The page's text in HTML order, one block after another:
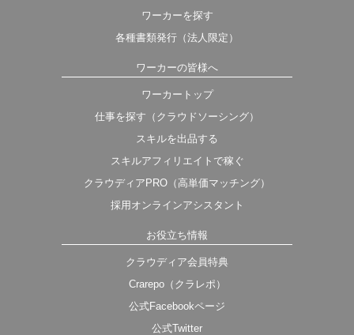
ワーカーを探す
各種書類発行（法人限定）
ワーカーの皆様へ
ワーカートップ
仕事を探す（クラウドソーシング）
スキルを出品する
スキルアフィリエイトで稼ぐ
クラウディアPRO（高単価マッチング）
採用オンラインアシスタント
お役立ち情報
クラウディア会員特典
Crarepo（クラレポ）
公式Facebookページ
公式Twitter